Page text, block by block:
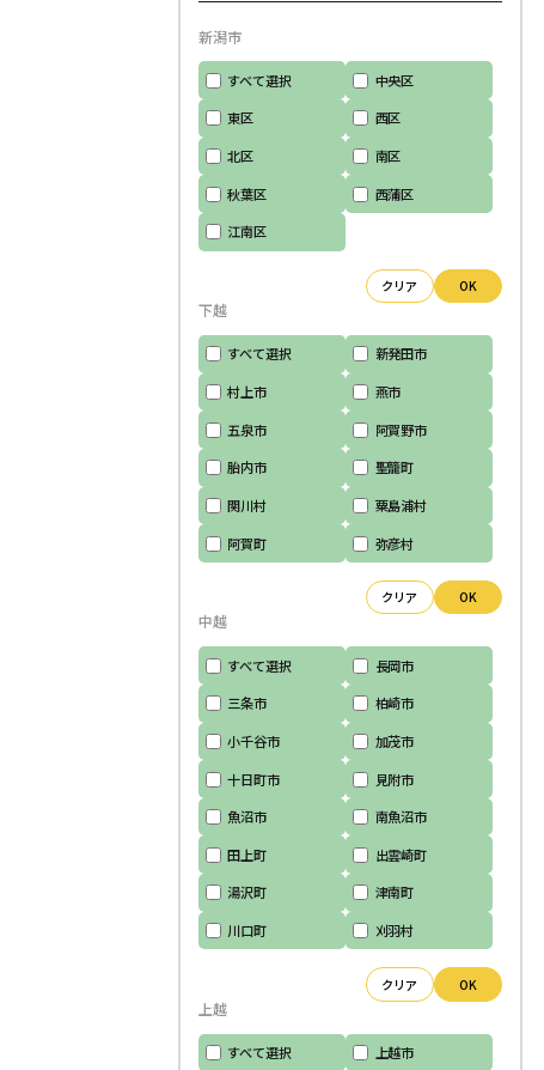
新潟市
すべて選択
中央区
東区
西区
北区
南区
秋葉区
西蒲区
江南区
クリア OK
下越
すべて選択
新発田市
村上市
燕市
五泉市
阿賀野市
胎内市
聖籠町
関川村
粟島浦村
阿賀町
弥彦村
クリア OK
中越
すべて選択
長岡市
三条市
柏崎市
小千谷市
加茂市
十日町市
見附市
魚沼市
南魚沼市
田上町
出雲崎町
湯沢町
津南町
川口町
刈羽村
クリア OK
上越
すべて選択
上越市